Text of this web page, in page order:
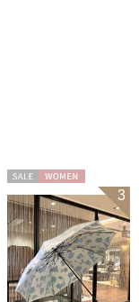
3